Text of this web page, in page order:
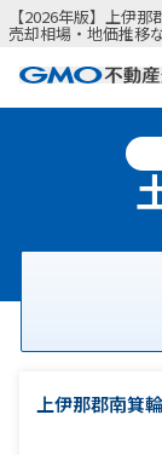
【2026年版】上伊
売却相場・地価推移
上伊那郡南箕